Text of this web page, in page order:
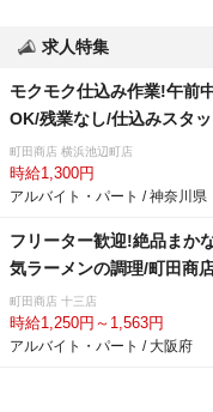
求人特集
モクモク仕込み作業!午前
OK/残業なし/仕込みスタ
町田商店 横浜池辺町店
時給1,300円
アルバイト・パート / 神奈川県
フリーター歓迎!絶品まか
気ラーメンの調理/町田商
町田商店 十三店
時給1,250円～1,563円
アルバイト・パート / 大阪府